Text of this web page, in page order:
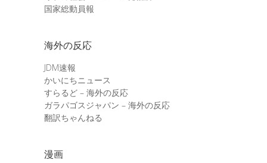
国家総動員報
海外の反応
JDM速報
かいにちニュース
すらるど – 海外の反応
ガラパゴスジャパン – 海外の反応
翻訳ちゃんねる
漫画